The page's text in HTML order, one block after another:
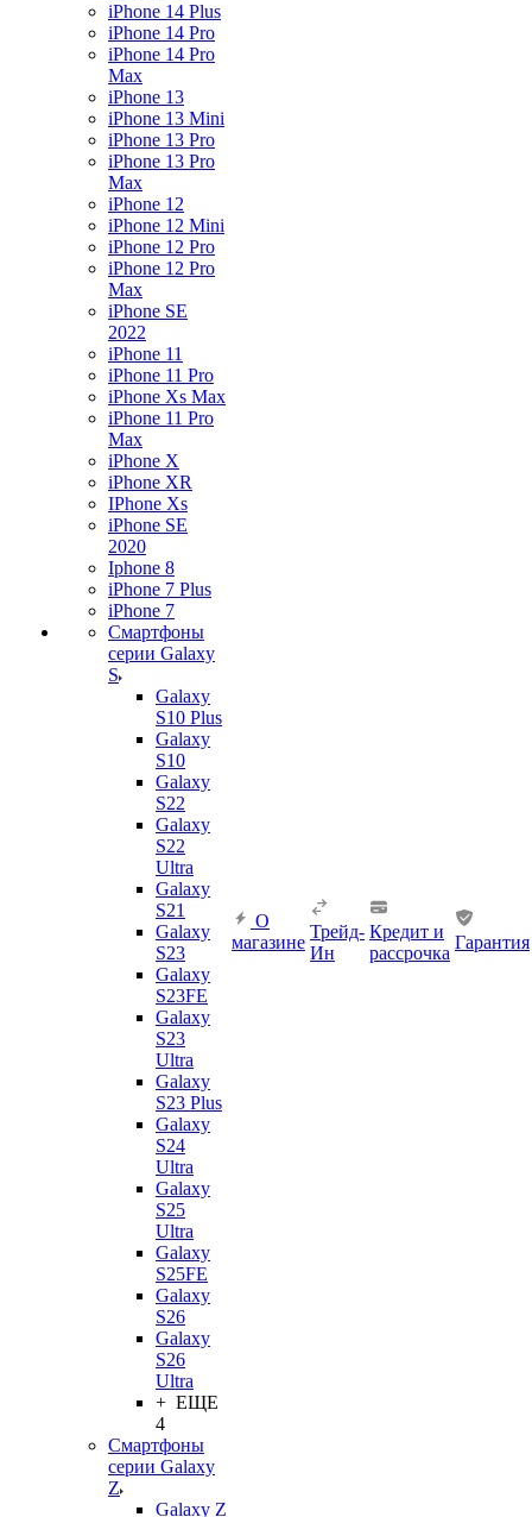
iPhone 14 Plus
iPhone 14 Pro
iPhone 14 Pro
Max
iPhone 13
iPhone 13 Mini
iPhone 13 Pro
iPhone 13 Pro
Max
iPhone 12
iPhone 12 Mini
iPhone 12 Pro
iPhone 12 Pro
Max
iPhone SE
2022
iPhone 11
iPhone 11 Pro
iPhone Xs Max
iPhone 11 Pro
Max
iPhone X
iPhone XR
IPhone Xs
iPhone SE
2020
Iphone 8
iPhone 7 Plus
iPhone 7
Смартфоны
серии Galaxy
S
Galaxy
S10 Plus
Galaxy
S10
Galaxy
S22
Galaxy
S22
Ultra
Galaxy
S21
Galaxy
S23
Galaxy
S23FE
Galaxy
S23
Ultra
Galaxy
S23 Plus
Galaxy
S24
Ultra
Galaxy
S25
Ultra
Galaxy
S25FE
Galaxy
S26
Galaxy
S26
Ultra
+ ЕЩЕ
4
Смартфоны
серии Galaxy
Z
Galaxy Z
О
магазине
Трейд-
Ин
Кредит и
рассрочка
Гарантия